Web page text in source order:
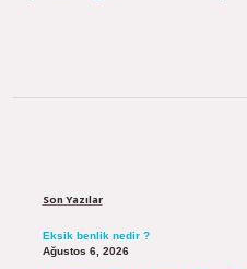
Son Yazılar
Eksik benlik nedir ?
Ağustos 6, 2026